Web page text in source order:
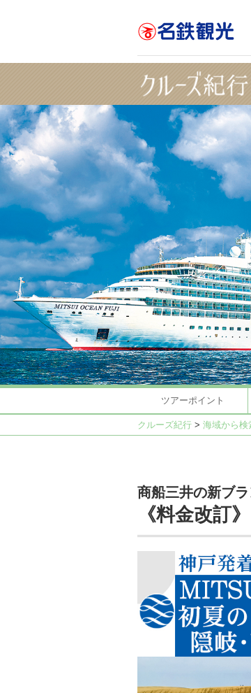
ツアーポイント
クルーズ紀行 > 海域から検
商船三井の新ブ
《料金改訂